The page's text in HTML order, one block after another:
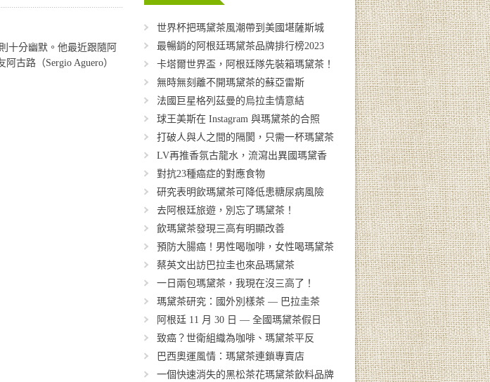
十分幽默。他最近跟隨阿
古路（Sergio Aguero）
世界杯把瑪黛茶風潮帶到美國堪薩斯城
最暢銷的阿根廷瑪黛茶品牌排行榜2023
卡塔爾世界盃，阿根廷隊先裝箱瑪黛茶！
無時無刻離不開瑪黛茶的蘇亞雷斯
法國巨星格列茲曼的烏拉圭情意結
球王美斯在 Instagram 與瑪黛茶的合照
打破人與人之間的隔閡，只需一杯瑪黛茶
LV再推香氛古龍水，流瀉出異國瑪黛香
對抗23種癌症的對應食物
研究表明飲瑪黛茶可降低患糖尿病風險
去阿根廷旅遊，別忘了瑪黛茶！
飲瑪黛茶發現三高有明顯改善
預防大腸癌！男性喝咖啡，女性喝瑪黛茶
蔡英文出訪巴拉圭也來品瑪黛茶
一日兩包瑪黛茶，我現在沒三高了！
瑪黛茶研究：國外別樣茶 — 巴拉圭茶
阿根廷 11 月 30 日 — 全國瑪黛茶假日
致癌？世衛組織為咖啡、瑪黛茶平反
巴西奧運風情：瑪黛茶連鎖專賣店
一個快速消失的黑松茶花瑪黛茶飲料品牌